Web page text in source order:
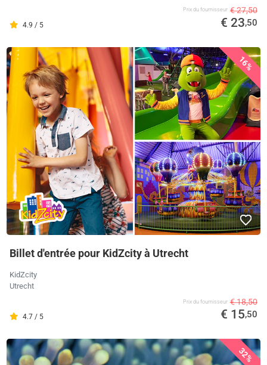
4.9 / 5
Prix ​​du fournisseur € 27,50
€ 23,50
16%
Billet d'entrée pour KidZcity à Utrecht
KidZcity
Utrecht
4.7 / 5
Prix ​​du fournisseur € 18,50
€ 15,50
32%